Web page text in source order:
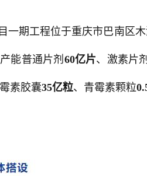
一期工程位于重庆市巴南区
能普通片剂 60亿片、激素片剂
素胶囊35亿粒、青霉素颗粒